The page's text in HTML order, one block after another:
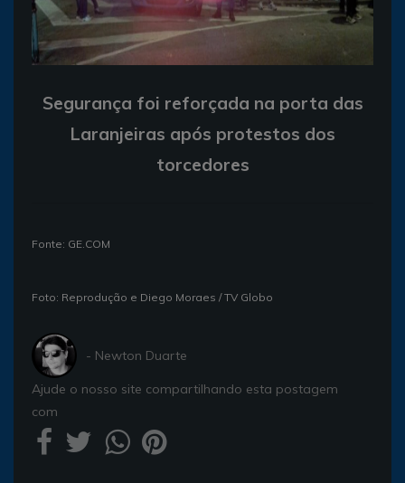
Segurança foi reforçada na porta das
Laranjeiras após protestos dos
torcedores
Fonte: GE.COM
Foto: Reprodução e Diego Moraes / TV Globo
- Newton Duarte
Ajude o nosso site compartilhando esta postagem
com